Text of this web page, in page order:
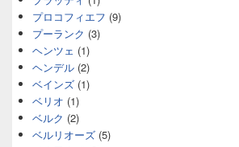
プロコフィエフ (9)
プーランク (3)
ヘンツェ (1)
ヘンデル (2)
ベインズ (1)
ベリオ (1)
ベルク (2)
ベルリオーズ (5)